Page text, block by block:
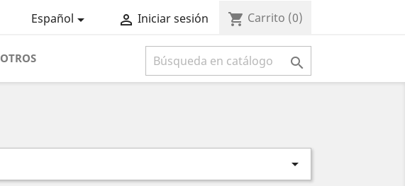
Español  Iniciar sesión shopping_cart Carrito (0)
OTROS 
